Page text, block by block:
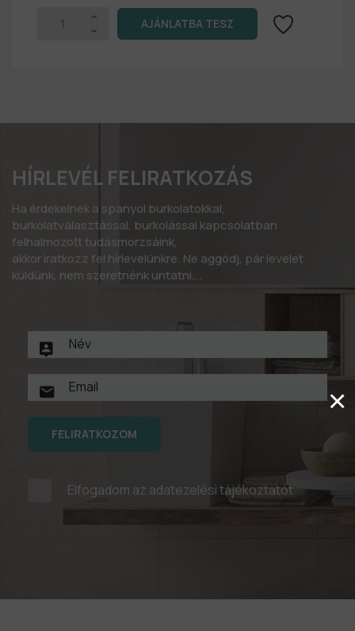
HÍRLEVÉL FELIRATKOZÁS
Ha érdekelnek a spanyol burkolatokkal,
burkolatválasztással, burkolással kapcsolatban
felhalmozott tudásmorzsáink,
akkor iratkozz fel hírlevelünkre. Ne aggódj, pár levelet
küldünk, nem szeretnénk untatni….
FELIRATKOZOM
Elfogadom az adatezelési tájékoztatót
×